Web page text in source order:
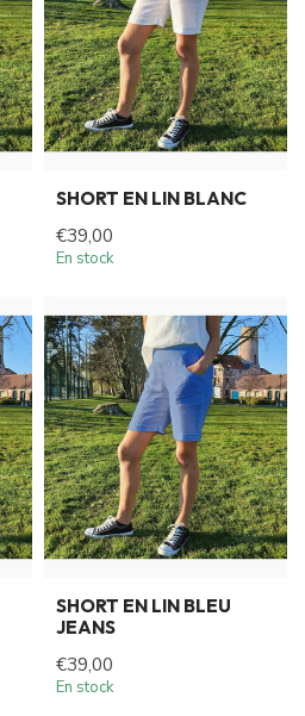
SHORT EN LIN BLANC
€39,00
En stock
SHORT EN LIN BLEU
JEANS
€39,00
En stock